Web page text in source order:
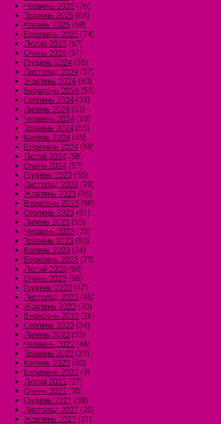
Червень 2025 (76)
Травень 2025 (68)
Квітень 2025 (68)
Березень 2025 (74)
Лютий 2025 (67)
Січень 2025 (51)
Грудень 2024 (35)
Листопад 2024 (57)
Жовтень 2024 (80)
Вересень 2024 (53)
Серпень 2024 (53)
Липень 2024 (52)
Червень 2024 (63)
Травень 2024 (55)
Квітень 2024 (45)
Березень 2024 (59)
Лютий 2024 (58)
Січень 2024 (57)
Грудень 2023 (55)
Листопад 2023 (93)
Жовтень 2023 (85)
Вересень 2023 (98)
Серпень 2023 (81)
Липень 2023 (55)
Червень 2023 (73)
Травень 2023 (50)
Квітень 2023 (54)
Березень 2023 (73)
Лютий 2023 (69)
Січень 2023 (66)
Грудень 2022 (47)
Листопад 2022 (45)
Жовтень 2022 (30)
Вересень 2022 (26)
Серпень 2022 (34)
Липень 2022 (35)
Червень 2022 (46)
Травень 2022 (33)
Квітень 2022 (30)
Березень 2022 (9)
Лютий 2022 (27)
Січень 2022 (30)
Грудень 2021 (38)
Листопад 2021 (20)
Жовтень 2021 (21)